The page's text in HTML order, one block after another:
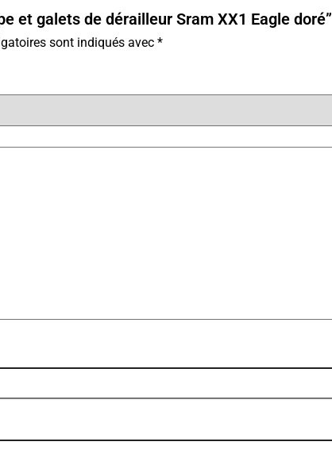
et galets de dérailleur Sram XX1 Eagle doré”
sont indiqués avec *